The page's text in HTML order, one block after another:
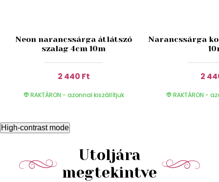
Neon narancssárga átlátszó
szalag 4cm 10m
2 440 Ft
RAKTÁRON - azonnal kiszállítjuk
Narancssárga
2
RAKTÁRON -
High-contrast mode
Utoljára
megtekintve